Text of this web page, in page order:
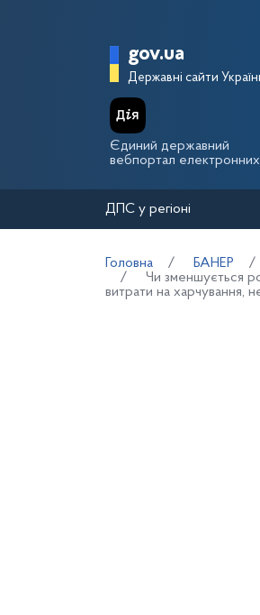
Головна
gov.ua
Державні сайти
Єдиний державний
вебпортал
ДПС у регіоні
Головна БАНЕР
Чи зменшується
витрати на харчування,